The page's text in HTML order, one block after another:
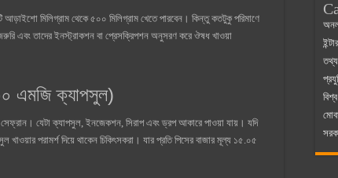
মিলিগ্রাম থেকে ৫০০ মিলিগ্রাম খেতে পারবেন। কিন্তু কতটুকু পরিমাণে
জরুরি এবং তাদের ইনস্ট্রাকশন বা প্রেসক্রিপশন অনুসরণ করে ঔষধ খাওয়া
এমজি ক্যাপসুল)
সেফ্রান। যেটা ক্যাপসুল, ইনজেকশন, সিরাপ এবং ড্রপ আকারে পাওয়া যায়। যদি
পরামর্শ দিয়ে থাকেন চিকিৎসকরা। যার প্রতি পিসের বাজার মূল্য ১৫.০৫
তথ্য
বিশ্ব